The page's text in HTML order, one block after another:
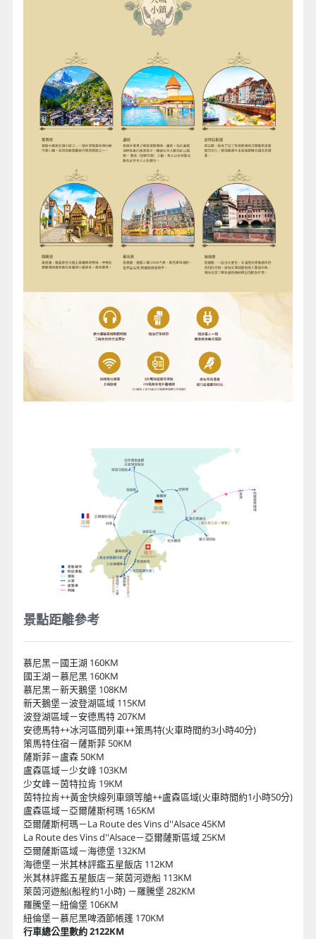
景點距離參考
慕尼黑－國王湖 160KM
國王湖－慕尼黑 160KM
慕尼黑－新天鵝堡 108KM
新天鵝堡－波登湖區域 115KM
波登湖區域－安德馬特 207KM
安德馬特++冰河區間列車++策馬特(火車時間約3小時40分)
策馬特住宿－薩斯菲 50KM
薩斯菲－盧森 50KM
盧森區域－少女峰 103KM
少女峰－茵特拉肯 19KM
茵特拉肯++黃金快線列車頭等艙++盧森區域(火車時間約1小時50分)
盧森區域－亞爾薩斯柯瑪 165KM
亞爾薩斯柯瑪－La Route des Vins d''Alsace 45KM
La Route des Vins d''Alsace－亞爾薩斯區域 25KM
亞爾薩斯區域－海德堡 132KM
海德堡－米其林評鑑五星飯店 112KM
米其林評鑑五星飯店－萊茵河遊船 113KM
萊茵河遊船(船程約1小時) －羅騰堡 282KM
羅騰堡－紐倫堡 106KM
紐倫堡－慕尼黑啤酒節帳篷 170KM
行車總公里數約 2122KM